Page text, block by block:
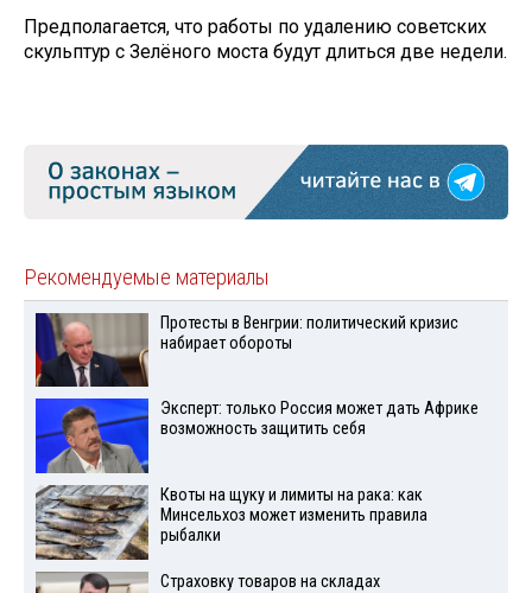
Предполагается, что работы по удалению советских
скульптур с Зелёного моста будут длиться две недели.
Рекомендуемые материалы
Протесты в Венгрии: политический кризис
набирает обороты
Эксперт: только Россия может дать Африке
возможность защитить себя
Квоты на щуку и лимиты на рака: как
Минсельхоз может изменить правила
рыбалки
Страховку товаров на складах